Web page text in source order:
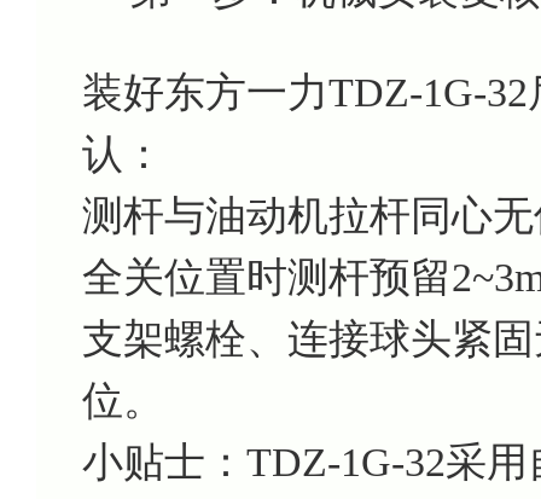
装好东方一力TDZ-1G-
认：
测杆与油动机拉杆同心
全关位置时测杆预留
支架螺栓、连接球头紧
位。
小贴士：TDZ-1G-32采